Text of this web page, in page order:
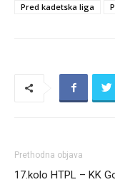
Pred kadetska liga
Prethodna objava
17.kolo HTPL – KK